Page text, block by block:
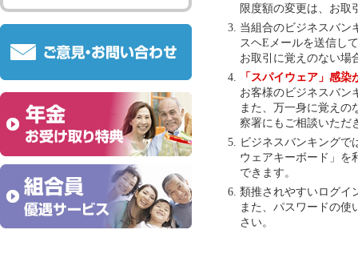
限度額の変更は、お取
当組合のビジネスバン
スヘEメールを送信し
お取引に覚えのない場
「スパイウェア」感
お客様のビジネスバン
また、万一身に覚えの
察署にもご相談いただ
ビジネスバンキングで
ウェアキーボード」を
できます。
類推されやすいログイ
また、パスワードの使
さい。